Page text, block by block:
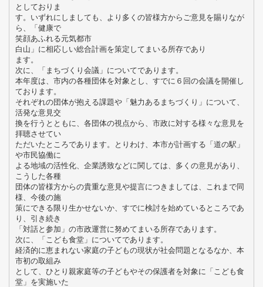
としておりま
す。いずれにしましても、より多くの皆様方からご意見を賜りなが
ら、「健康で
笑顔あふれる元気都市
白山」に相応しい総合計画を策定してまいる所存であり
ます。
次に、「まちづくり会議」についてであります。
本年度は、市内の各種団体を対象とし、すでに６回の会議を開催し
ております。
それぞれの団体が抱える課題や「魅力あるまちづくり」について、
活発な意見交
換を行うとともに、各団体の視点から、市政に対する様々な意見を
拝聴させてい
ただいたところであります。とりわけ、本市が計画する「道の駅」
や市民協働に
よる地域の活性化、企業誘致などに関しては、多くの意見があり、
こうした各種
団体の皆様方からの貴重な意見や提言につきましては、これまで同
様、今後の施
策にできる限り生かせないか、すでに検討を始めているところであ
り、引き続き
「対話と参加」の市政運営に努めてまいる所存であります。
次に、「こども食堂」についてであります。
経済的に恵まれない家庭の子どもの現状が社会問題となるなか、本
市初の取組み
として、ひとり親家庭等の子どもやその保護者を対象に「こども食
堂」を実施いた